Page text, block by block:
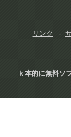
リンク
ｋ本的に無料